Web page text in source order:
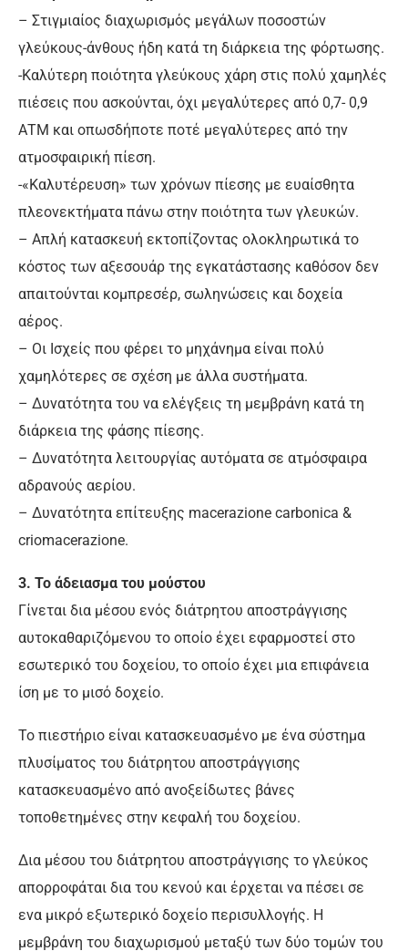
– Στιγμιαίος διαχωρισμός μεγάλων ποσοστών
γλεύκους-άνθους ήδη κατά τη διάρκεια της φόρτωσης.
-Καλύτερη ποιότητα γλεύκους χάρη στις πολύ χαμηλές
πιέσεις που ασκούνται, όχι μεγαλύτερες από 0,7- 0,9
ΑΤΜ και οπωσδήποτε ποτέ μεγαλύτερες από την
ατμοσφαιρική πίεση.
-«Καλυτέρευση» των χρόνων πίεσης με ευαίσθητα
πλεονεκτήματα πάνω στην ποιότητα των γλευκών.
– Απλή κατασκευή εκτοπίζοντας ολοκληρωτικά το
κόστος των αξεσουάρ της εγκατάστασης καθόσον δεν
απαιτούνται κομπρεσέρ, σωληνώσεις και δοχεία
αέρος.
– Οι Ισχείς που φέρει το μηχάνημα είναι πολύ
χαμηλότερες σε σχέση με άλλα συστήματα.
– Δυνατότητα του να ελέγξεις τη μεμβράνη κατά τη
διάρκεια της φάσης πίεσης.
– Δυνατότητα λειτουργίας αυτόματα σε ατμόσφαιρα
αδρανούς αερίου.
– Δυνατότητα επίτευξης macerazione carbonica &
criomacerazione.
3. Το άδειασμα του μούστου
Γίνεται δια μέσου ενός διάτρητου αποστράγγισης
αυτοκαθαριζόμενου το οποίο έχει εφαρμοστεί στο
εσωτερικό του δοχείου, το οποίο έχει μια επιφάνεια
ίση με το μισό δοχείο.
Το πιεστήριο είναι κατασκευασμένο με ένα σύστημα
πλυσίματος του διάτρητου αποστράγγισης
κατασκευασμένο από ανοξείδωτες βάνες
τοποθετημένες στην κεφαλή του δοχείου.
Δια μέσου του διάτρητου αποστράγγισης το γλεύκος
απορροφάται δια του κενού και έρχεται να πέσει σε
ενα μικρό εξωτερικό δοχείο περισυλλογής. Η
μεμβράνη του διαχωρισμού μεταξύ των δύο τομών του